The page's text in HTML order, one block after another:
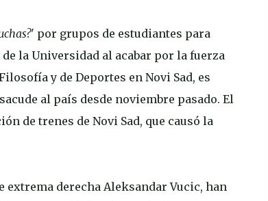
' por grupos de estudiantes para
la Universidad al acabar por la fuerza
y de Deportes en Novi Sad, es
al país desde noviembre pasado. El
de trenes de Novi Sad, que causó la
derecha Aleksandar Vucic, han